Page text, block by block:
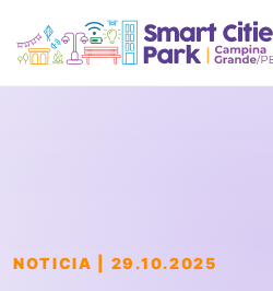
NOTICIA | 29.10.2025